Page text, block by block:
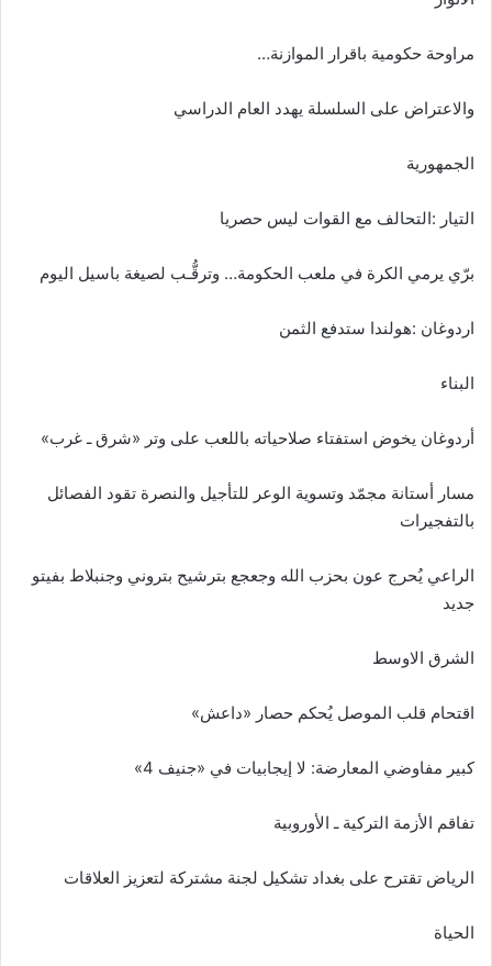
مراوحة حكومية باقرار الموازنة…
والاعتراض على السلسلة يهدد العام الدراسي
الجمهورية
التيار :التحالف مع القوات ليس حصريا
برّي يرمي الكرة في ملعب الحكومة… وترقُّـب لصيغة باسيل اليوم
اردوغان :هولندا ستدفع الثمن
البناء
أردوغان يخوض استفتاء صلاحياته باللعب على وتر «شرق ـ غرب»
مسار أستانة مجمّد وتسوية الوعر للتأجيل والنصرة تقود الفصائل
بالتفجيرات
الراعي يُحرج عون بحزب الله وجعجع بترشيح بتروني وجنبلاط بفيتو
جديد
الشرق الاوسط
اقتحام قلب الموصل يُحكم حصار «داعش»
كبير مفاوضي المعارضة: لا إيجابيات في «جنيف 4»
تفاقم الأزمة التركية ـ الأوروبية
الرياض تقترح على بغداد تشكيل لجنة مشتركة لتعزيز العلاقات
الحياة